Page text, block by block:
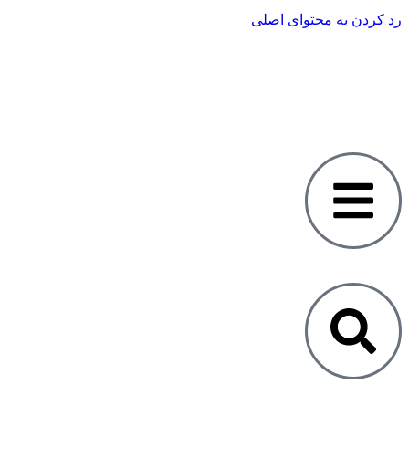
رد کردن به محتوای اصلی